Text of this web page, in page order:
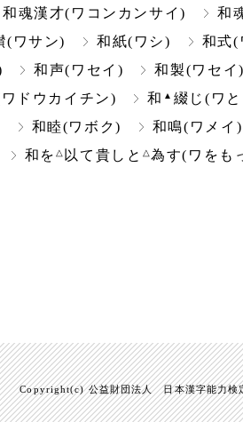
和魂漢才(ワコンカンサイ) 和
(ワサン) 和紙(ワシ) 和式(
和声(ワセイ) 和製(ワセイ)
ドウカイチン) 和 ▲ 綴じ(ワ
和睦(ワボク) 和鳴(ワメイ)
和を △ 以て貴しと △為す(ワをも
Copyright(c) 公益財団法人 日本漢字能力